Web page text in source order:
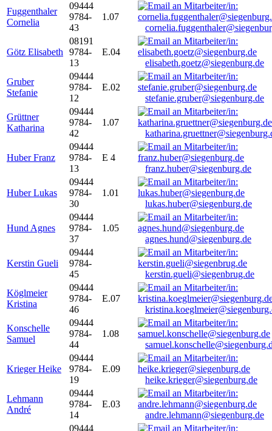
Fuggenthaler
Cornelia
09444
9784-
43
1.07
Götz Elisabeth
08191
9784-
13
E.04
elisabeth.goetz@siegenburg.de
Gruber
Stefanie
09444
9784-
12
E.02
stefanie.gruber@siegenburg.de
Grüttner
Katharina
09444
9784-
42
1.07
Huber Franz
09444
9784-
13
E 4
franz.huber@siegenburg.de
Huber Lukas
09444
9784-
30
1.01
lukas.huber@siegenburg.de
Hund Agnes
09444
9784-
37
1.05
agnes.hund@siegenburg.de
Kerstin Gueli
09444
9784-
45
kerstin.gueli@siegenbrug.de
Köglmeier
Kristina
09444
9784-
46
E.07
Konschelle
Samuel
09444
9784-
44
1.08
Krieger Heike
09444
9784-
19
E.09
heike.krieger@siegenburg.de
Lehmann
André
09444
9784-
14
E.03
andre.lehmann@siegenburg.de
09444